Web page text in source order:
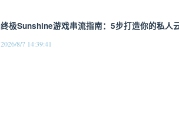
终极Sunshine游戏串流指南：5步打造你的私人
2026/8/7 14:39:41